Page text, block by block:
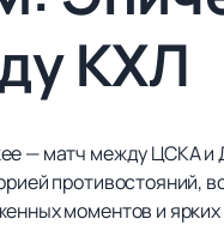
КХЛ
— матч между ЦСКА
противостояний,
моментов и